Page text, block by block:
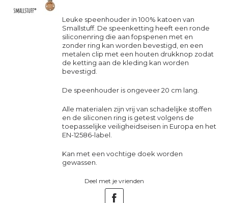
Leuke speenhouder in 100% katoen van
Smallstuff. De speenketting heeft een ronde
siliconenring die aan fopspenen met en
zonder ring kan worden bevestigd, en een
metalen clip met een houten drukknop zodat
de ketting aan de kleding kan worden
bevestigd.
De speenhouder is ongeveer 20 cm lang.
Alle materialen zijn vrij van schadelijke stoffen
en de siliconen ring is getest volgens de
toepasselijke veiligheidseisen in Europa en het
EN-12586-label.
Kan met een vochtige doek worden
gewassen.
Deel met je vrienden